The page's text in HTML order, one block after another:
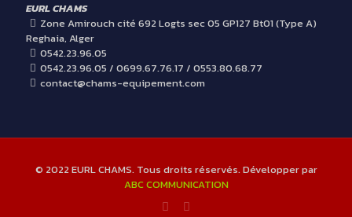
EURL CHAMS
Zone Amirouch cité 692 Logts sec 05 GP127 Bt01 (Type A)
Reghaia, Alger
0542.23.96.05
0542.23.96.05 / 0699.67.76.17 / 0553.80.68.77
contact@chams-equipement.com
© 2022 EURL CHAMS. Tous droits réservés. Développer par
ABC COMMUNICATION